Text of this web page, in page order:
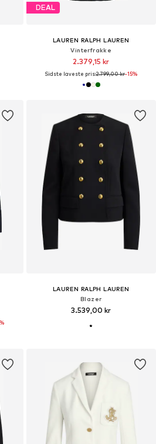
DEAL
LAUREN RALPH LAUREN
Vinterfrakke
2.379,15 kr
Sidste laveste pris:2.799,00 kr-15%
LAUREN RALPH LAUREN
Blazer
3.539,00 kr